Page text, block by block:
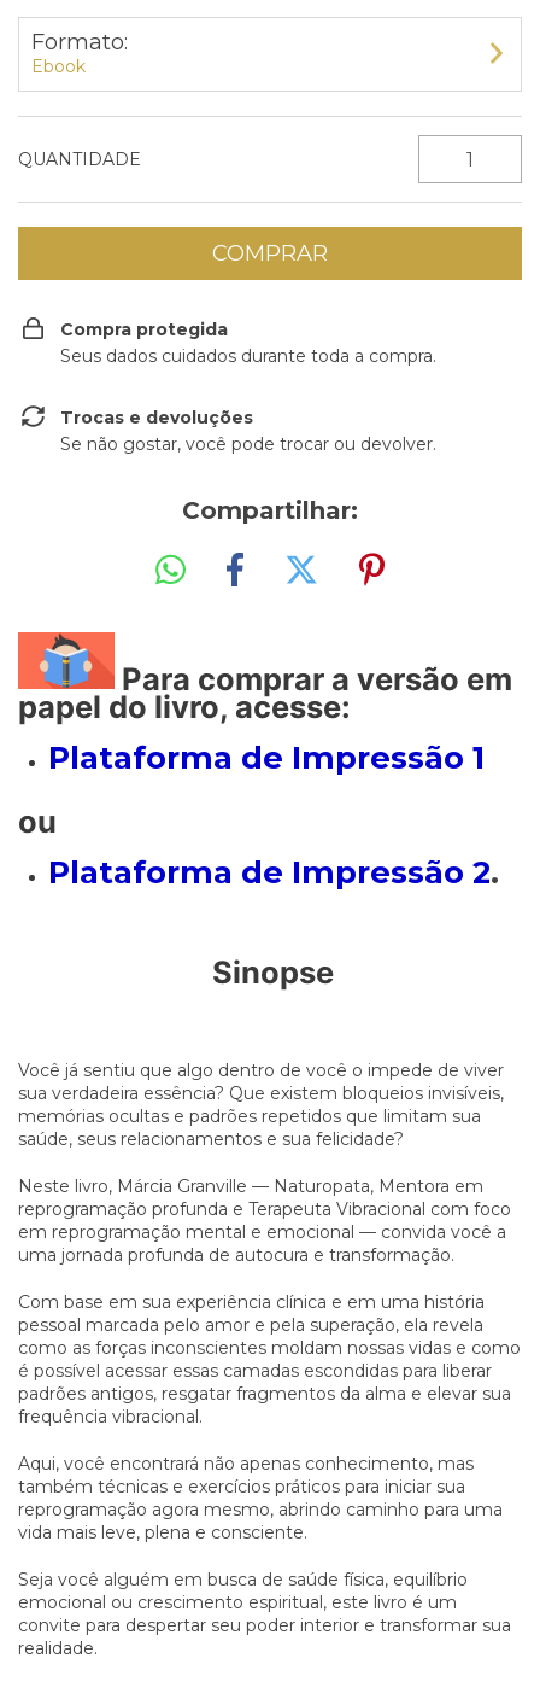
Formato:
Ebook
QUANTIDADE
Compra protegida
Seus dados cuidados durante toda a compra.
Trocas e devoluções
Se não gostar, você pode trocar ou devolver.
Compartilhar:
Para comprar a versão em
papel do livro, acesse:
Plataforma de Impressão 1
ou
Plataforma de Impressão 2.
Sinopse
Você já sentiu que algo dentro de você o impede de viver
sua verdadeira essência? Que existem bloqueios invisíveis,
memórias ocultas e padrões repetidos que limitam sua
saúde, seus relacionamentos e sua felicidade?
Neste livro, Márcia Granville — Naturopata, Mentora em
reprogramação profunda e Terapeuta Vibracional com foco
em reprogramação mental e emocional — convida você a
uma jornada profunda de autocura e transformação.
Com base em sua experiência clínica e em uma história
pessoal marcada pelo amor e pela superação, ela revela
como as forças inconscientes moldam nossas vidas e como
é possível acessar essas camadas escondidas para liberar
padrões antigos, resgatar fragmentos da alma e elevar sua
frequência vibracional.
Aqui, você encontrará não apenas conhecimento, mas
também técnicas e exercícios práticos para iniciar sua
reprogramação agora mesmo, abrindo caminho para uma
vida mais leve, plena e consciente.
Seja você alguém em busca de saúde física, equilíbrio
emocional ou crescimento espiritual, este livro é um
convite para despertar seu poder interior e transformar sua
realidade.